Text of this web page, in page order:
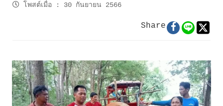
โพสต์เมื่อ : 30 กันยายน 2566
Share